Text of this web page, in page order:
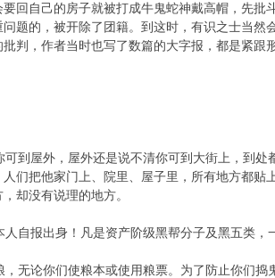
回自己的房子就被打成牛鬼蛇神戴高帽，先批
题的，被开除了团籍。到这时，有识之士当然
判，作者当时也写了数篇的大字报，都是紧跟
到屋外，屋外还是说不清你可到大街上，到处
们把他家门上、院里、屋子里，所有地方都贴
却没有说理的地方。
报出身！凡是资产阶级黑帮分子及黑五类，
论你们使粮本或使用粮票。为了防止你们捣